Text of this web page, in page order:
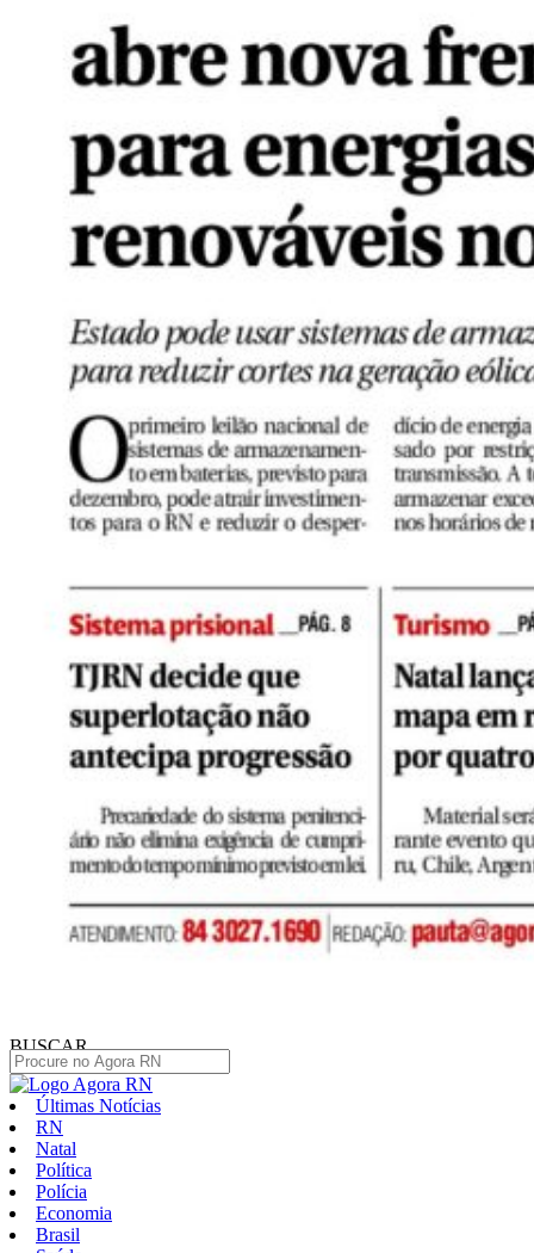
BUSCAR
Últimas Notícias
RN
Natal
Política
Polícia
Economia
Brasil